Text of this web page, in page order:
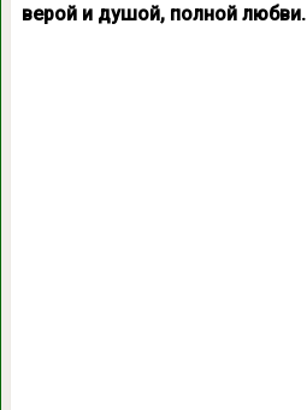
верой и душой, полной любви.